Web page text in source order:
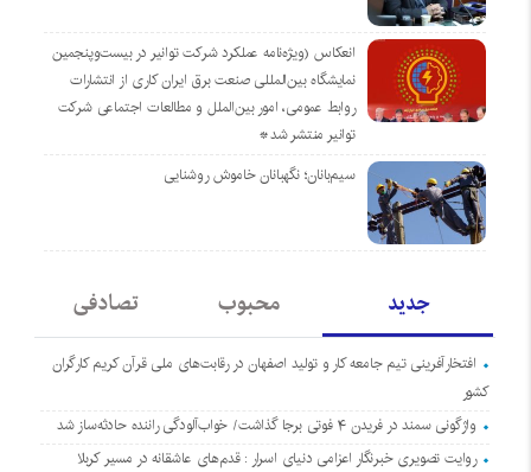
انعکاس (ویژه‌نامه عملکرد شرکت توانیر در بیست‌وپنجمین
نمایشگاه بین‌المللی صنعت برق ایران کاری از انتشارات
روابط عمومی، امور بین‌الملل و مطالعات اجتماعی شرکت
توانیر منتشر شد*
سیم‌بانان؛ نگهبانان خاموش روشنایی
جدید محبوب تصادفی
افتخارآفرینی تیم جامعه کار و تولید اصفهان در رقابت‌های ملی قرآن کریم کارگران
کشور
واژگونی سمند در فریدن ۴ فوتی برجا گذاشت/ خواب‌آلودگی راننده حادثه‌ساز شد
روایت تصویری خبرنگار اعزامی دنیای اسرار : قدم‌های عاشقانه در مسیر کربلا